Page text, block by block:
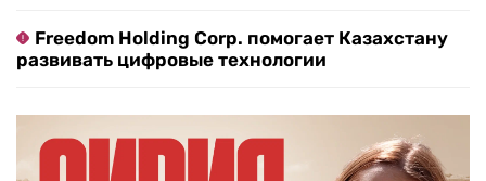
Freedom Holding Corp. помогает Казахстану
развивать цифровые технологии